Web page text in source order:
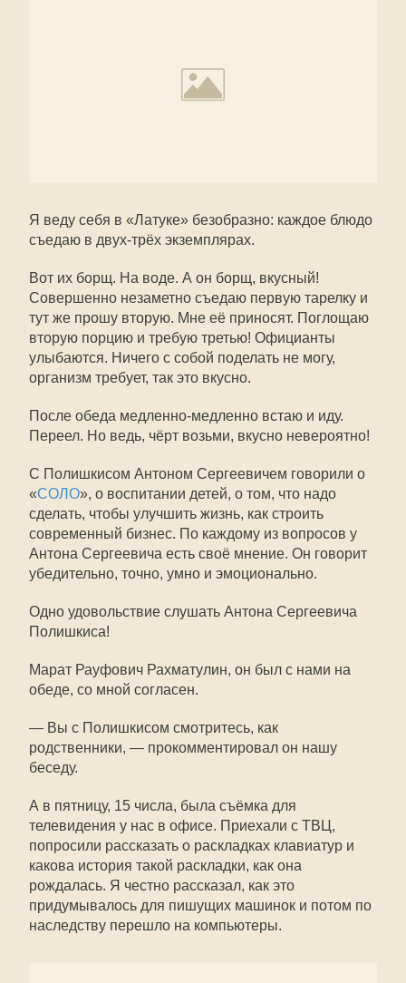
Я веду себя в «Латуке» безобразно: каждое блюдо
съедаю в двух-трёх экземплярах.
Вот их борщ. На воде. А он борщ, вкусный!
Совершенно незаметно съедаю первую тарелку и
тут же прошу вторую. Мне её приносят. Поглощаю
вторую порцию и требую третью! Официанты
улыбаются. Ничего с собой поделать не могу,
организм требует, так это вкусно.
После обеда медленно-медленно встаю и иду.
Переел. Но ведь, чёрт возьми, вкусно невероятно!
С Полишкисом Антоном Сергеевичем говорили о
«СОЛО», о воспитании детей, о том, что надо
сделать, чтобы улучшить жизнь, как строить
современный бизнес. По каждому из вопросов у
Антона Сергеевича есть своё мнение. Он говорит
убедительно, точно, умно и эмоционально.
Одно удовольствие слушать Антона Сергеевича
Полишкиса!
Марат Рауфович Рахматулин, он был с нами на
обеде, со мной согласен.
— Вы с Полишкисом смотритесь, как
родственники, — прокомментировал он нашу
беседу.
А в пятницу, 15 числа, была съёмка для
телевидения у нас в офисе. Приехали с ТВЦ,
попросили рассказать о раскладках клавиатур и
какова история такой раскладки, как она
рождалась. Я честно рассказал, как это
придумывалось для пишущих машинок и потом по
наследству перешло на компьютеры.